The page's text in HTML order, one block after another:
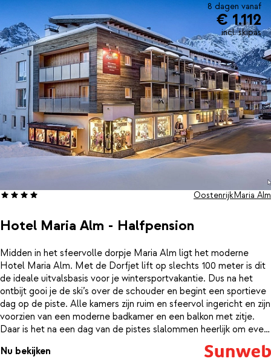
Bachschmied biedt alles voor een complete
wintersportvakantie, waarbij comfort en gemak centraal staan.
Hier combineer je het ultieme ski- en snowboardplezier met luxe
ontspanning en bruisende après-ski, allemaal binnen handbereik.
8 dagen vanaf
€ 1.112
incl. skipas
Hotel Maria Alm - Halfpension
OostenrijkMaria Alm
Midden in het sfeervolle dorpje Maria Alm ligt het moderne
Hotel Maria Alm. Met de Dorfjet lift op slechts 100 meter is dit
de ideale uitvalsbasis voor je wintersportvakantie. Dus na het
ontbijt gooi je de ski’s over de schouder en begint een sportieve
dag op de piste. Alle kamers zijn ruim en sfeervol ingericht en zijn
voorzien van een moderne badkamer en een balkon met zitje.
Daar is het na een dag van de pistes slalommen heerlijk om even
Nu bekijken